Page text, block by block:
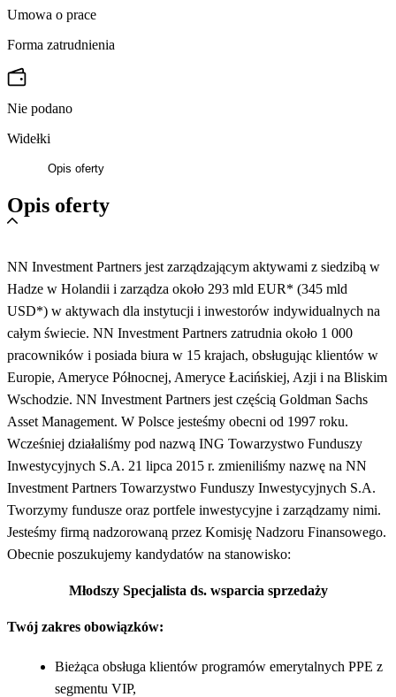
Umowa o prace
Forma zatrudnienia
Nie podano
Widełki
Opis oferty
Opis oferty
NN Investment Partners jest zarządzającym aktywami z siedzibą w
Hadze w Holandii i zarządza około 293 mld EUR* (345 mld
USD*) w aktywach dla instytucji i inwestorów indywidualnych na
całym świecie. NN Investment Partners zatrudnia około 1 000
pracowników i posiada biura w 15 krajach, obsługując klientów w
Europie, Ameryce Północnej, Ameryce Łacińskiej, Azji i na Bliskim
Wschodzie. NN Investment Partners jest częścią Goldman Sachs
Asset Management. W Polsce jesteśmy obecni od 1997 roku.
Wcześniej działaliśmy pod nazwą ING Towarzystwo Funduszy
Inwestycyjnych S.A. 21 lipca 2015 r. zmieniliśmy nazwę na NN
Investment Partners Towarzystwo Funduszy Inwestycyjnych S.A.
Tworzymy fundusze oraz portfele inwestycyjne i zarządzamy nimi.
Jesteśmy firmą nadzorowaną przez Komisję Nadzoru Finansowego.
Obecnie poszukujemy kandydatów na stanowisko:
Młodszy Specjalista ds. wsparcia sprzedaży
Twój zakres obowiązków:
Bieżąca obsługa klientów programów emerytalnych PPE z
segmentu VIP,